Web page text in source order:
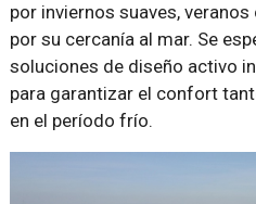
por inviernos suaves,
por su cercanía al mar. Se
soluciones de diseño activo
para garantizar el confort
en el período frío.